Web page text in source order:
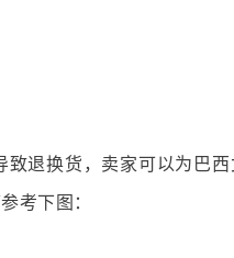
致退换货，卖家可以为巴西
考下图：